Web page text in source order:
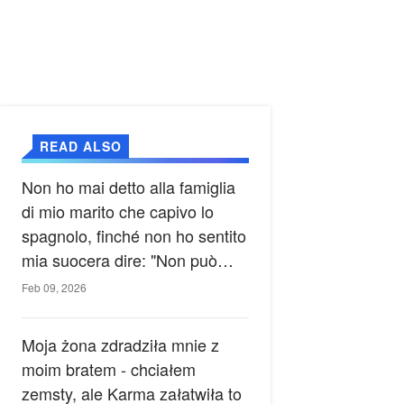
READ ALSO
Non ho mai detto alla famiglia
di mio marito che capivo lo
spagnolo, finché non ho sentito
mia suocera dire: "Non può
ancora conoscere la verità".
Feb 09, 2026
Moja żona zdradziła mnie z
moim bratem - chciałem
zemsty, ale Karma załatwiła to